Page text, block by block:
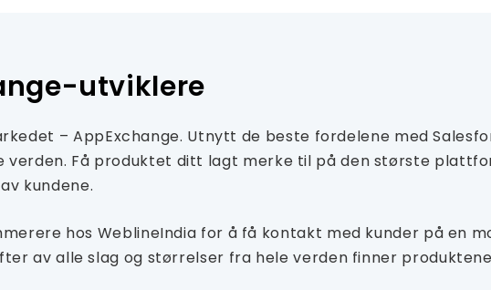
utviklere
– AppExchange. Utnytt de beste fordelene med
verden. Få produktet ditt lagt merke til på den største
kundene.
hos WeblineIndia for å få kontakt med kunder på en
av alle slag og størrelser fra hele verden finner